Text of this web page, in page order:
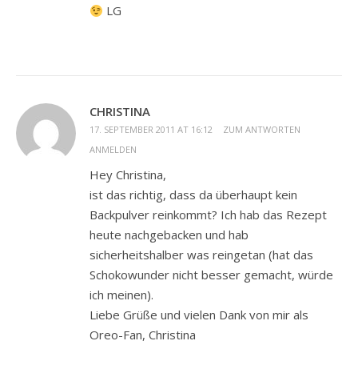
LG
CHRISTINA
17. SEPTEMBER 2011 AT 16:12
ZUM ANTWORTEN
ANMELDEN
Hey Christina,
ist das richtig, dass da überhaupt kein
Backpulver reinkommt? Ich hab das Rezept
heute nachgebacken und hab
sicherheitshalber was reingetan (hat das
Schokowunder nicht besser gemacht, würde
ich meinen).
Liebe Grüße und vielen Dank von mir als
Oreo-Fan, Christina